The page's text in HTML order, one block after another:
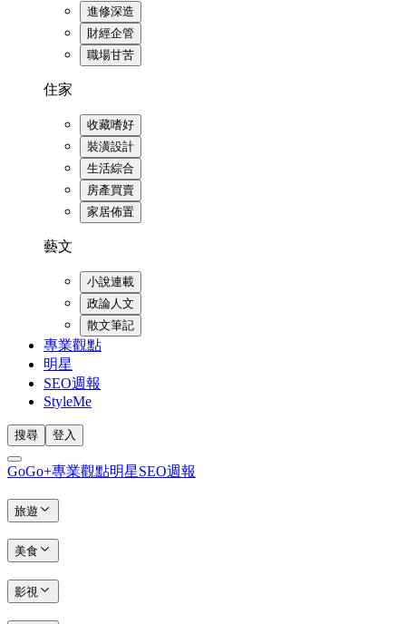
進修深造
財經企管
職場甘苦
住家
收藏嗜好
裝潢設計
生活綜合
房產買賣
家居佈置
藝文
小說連載
政論人文
散文筆記
專業觀點
明星
SEO週報
StyleMe
搜尋 登入
GoGo+專業觀點明星SEO週報
旅遊
美食
影視